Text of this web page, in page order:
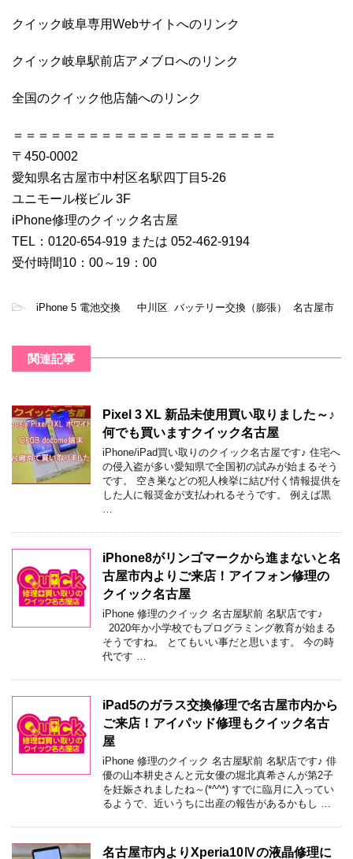
クイック岐阜専用Webサイトへのリンク
クイック岐阜駅前店アメブロへのリンク
全国のクイック他店舗へのリンク
＝＝＝＝＝＝＝＝＝＝＝＝＝＝＝＝＝＝＝＝＝
〒450-0002
愛知県名古屋市中村区名駅四丁目5-26
ユニモール桜ビル 3F
iPhone修理のクイック名古屋
TEL：0120-654-919 または 052-462-9194
受付時間10：00～19：00
- iPhone 5 電池交換 中川区 バッテリー交換（膨張） 名古屋市
関連記事
Pixel 3 XL 新品未使用買い取りました～♪
何でも買いますクイック名古屋
iPhone/iPad買い取りのクイック名古屋です♪ 住宅へ
の侵入盗が多い愛知県で全国初の試みが始まるそう
です。 空き巣などの犯人検挙に結び付く情報提供を
した人に報奨金が支払われるそうです。 例えば黒
iPhone8がリンゴマークから進まないと名
古屋市内よりご来店！アイフォン修理の
クイック名古屋
iPhone 修理のクイック 名古屋駅前 名駅店です♪
2020年か小学校でもプログラミング教育が始まる
そうですね。 とてもいい事だと思います。 今の時
代です …
iPad5のガラス交換修理で名古屋市内から
ご来店！アイパッド修理もクイック名古
屋
iPhone 修理のクイック 名古屋駅前 名駅店です♪ 俳
優の山本耕史さんと元女優の堀北真希さんが第2子
を妊娠されましたね～(*^^*) すでに臨月に入ってい
るようで、近いうちに出産の報告があるかもし …
名古屋市内よりXperia10Ⅳの液晶修理に